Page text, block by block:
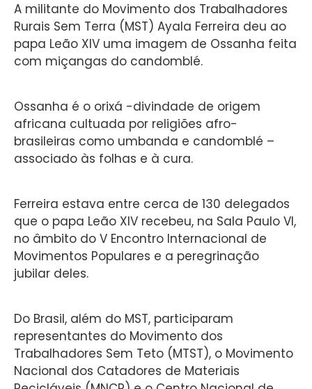
A militante do Movimento dos Trabalhadores
Rurais Sem Terra (MST) Ayala Ferreira deu ao
papa Leão XIV uma imagem de Ossanha feita
com miçangas do candomblé.
Ossanha é o orixá -divindade de origem
africana cultuada por religiões afro-
brasileiras como umbanda e candomblé –
associado às folhas e à cura.
Ferreira estava entre cerca de 130 delegados
que o papa Leão XIV recebeu, na Sala Paulo VI,
no âmbito do V Encontro Internacional de
Movimentos Populares e a peregrinação
jubilar deles.
Do Brasil, além do MST, participaram
representantes do Movimento dos
Trabalhadores Sem Teto (MTST), o Movimento
Nacional dos Catadores de Materiais